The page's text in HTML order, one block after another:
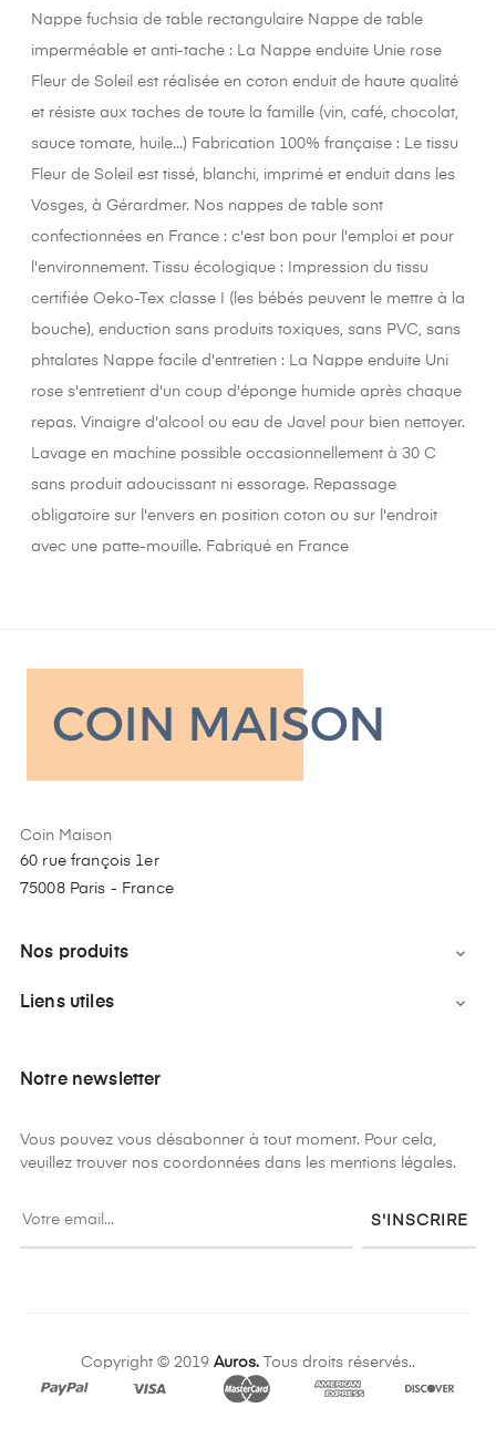
Nappe fuchsia de table rectangulaire Nappe de table
imperméable et anti-tache : La Nappe enduite Unie rose
Fleur de Soleil est réalisée en coton enduit de haute qualité
et résiste aux taches de toute la famille (vin, café, chocolat,
sauce tomate, huile...) Fabrication 100% française : Le tissu
Fleur de Soleil est tissé, blanchi, imprimé et enduit dans les
Vosges, à Gérardmer. Nos nappes de table sont
confectionnées en France : c'est bon pour l'emploi et pour
l'environnement. Tissu écologique : Impression du tissu
certifiée Oeko-Tex classe I (les bébés peuvent le mettre à la
bouche), enduction sans produits toxiques, sans PVC, sans
phtalates Nappe facile d'entretien : La Nappe enduite Uni
rose s'entretient d'un coup d'éponge humide après chaque
repas. Vinaigre d'alcool ou eau de Javel pour bien nettoyer.
Lavage en machine possible occasionnellement à 30 C
sans produit adoucissant ni essorage. Repassage
obligatoire sur l'envers en position coton ou sur l'endroit
avec une patte-mouille. Fabriqué en France
Coin Maison
60 rue françois 1er
75008 Paris - France
Nos produits 
Liens utiles 
Notre newsletter
Vous pouvez vous désabonner à tout moment. Pour cela,
veuillez trouver nos coordonnées dans les mentions légales.
S'INSCRIRE
Copyright © 2019 Auros. Tous droits réservés..